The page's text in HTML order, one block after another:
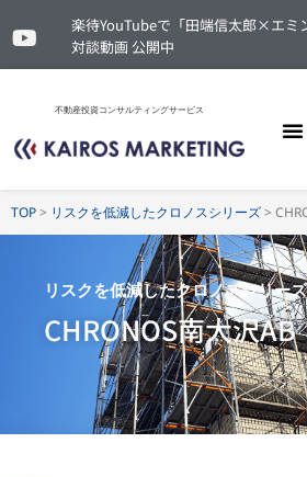
楽待YouTubeで「田端信太郎×エミ
対談動画 公開中
不動産投資コンサルティングサービス
TOP> リスクを低減したクロノスシリーズ>
リスクを低減したクロノスシリーズ
CHRONOS南大沢AB